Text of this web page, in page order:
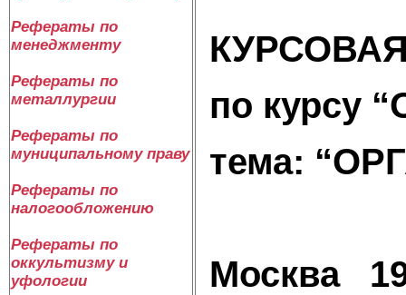
Рефераты по
менеджменту
Рефераты по
металлургии
Рефераты по
муниципальному праву
Рефераты по
налогообложению
Рефераты по
оккультизму и
уфологии
по курсу
тема:
Москва